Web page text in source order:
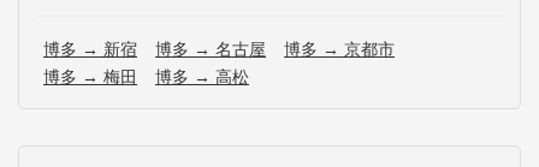
博多 → 新宿 博多 → 名古屋
博多 → 京都市
博多 → 梅田
博多 → 高松